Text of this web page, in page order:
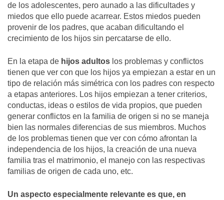
de los adolescentes, pero aunado a las dificultades y
miedos que ello puede acarrear. Estos miedos pueden
provenir de los padres, que acaban dificultando el
crecimiento de los hijos sin percatarse de ello.
En la etapa de hijos adultos los problemas y conflictos
tienen que ver con que los hijos ya empiezan a estar en un
tipo de relación más simétrica con los padres con respecto
a etapas anteriores. Los hijos empiezan a tener criterios,
conductas, ideas o estilos de vida propios, que pueden
generar conflictos en la familia de origen si no se maneja
bien las normales diferencias de sus miembros. Muchos
de los problemas tienen que ver con cómo afrontan la
independencia de los hijos, la creación de una nueva
familia tras el matrimonio, el manejo con las respectivas
familias de origen de cada uno, etc.
Un aspecto especialmente relevante es que, en